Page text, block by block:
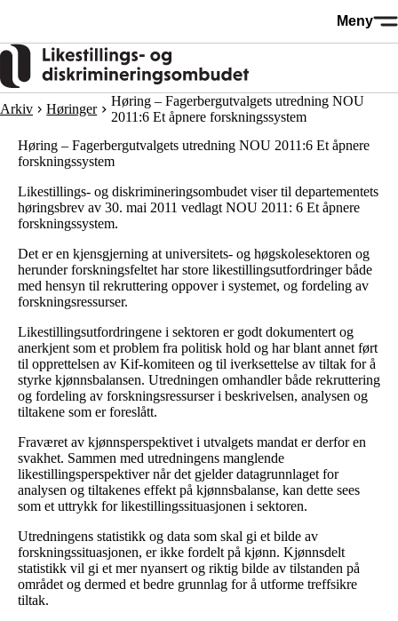
Meny
Arkiv Høringer
Høring – Fagerbergutvalgets utredning NOU
2011:6 Et åpnere forskningssystem
Høring – Fagerbergutvalgets utredning NOU 2011:6 Et åpnere
forskningssystem
Likestillings- og diskrimineringsombudet viser til departementets
høringsbrev av 30. mai 2011 vedlagt NOU 2011: 6 Et åpnere
forskningssystem.
Det er en kjensgjerning at universitets- og høgskolesektoren og
herunder forskningsfeltet har store likestillingsutfordringer både
med hensyn til rekruttering oppover i systemet, og fordeling av
forskningsressurser.
Likestillingsutfordringene i sektoren er godt dokumentert og
anerkjent som et problem fra politisk hold og har blant annet ført
til opprettelsen av Kif-komiteen og til iverksettelse av tiltak for å
styrke kjønnsbalansen. Utredningen omhandler både rekruttering
og fordeling av forskningsressurser i beskrivelsen, analysen og
tiltakene som er foreslått.
Fraværet av kjønnsperspektivet i utvalgets mandat er derfor en
svakhet. Sammen med utredningens manglende
likestillingsperspektiver når det gjelder datagrunnlaget for
analysen og tiltakenes effekt på kjønnsbalanse, kan dette sees
som et uttrykk for likestillingssituasjonen i sektoren.
Utredningens statistikk og data som skal gi et bilde av
forskningssituasjonen, er ikke fordelt på kjønn. Kjønnsdelt
statistikk vil gi et mer nyansert og riktig bilde av tilstanden på
området og dermed et bedre grunnlag for å utforme treffsikre
tiltak.